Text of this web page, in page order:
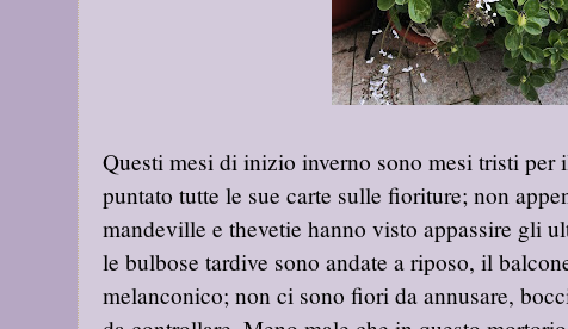
Questi mesi di inizio inverno sono mesi tristi per
puntato tutte le sue carte sulle fioriture; non
mandeville e thevetie hanno visto appassire gli
le bulbose tardive sono andate a riposo, il
melanconico; non ci sono fiori da annusare,